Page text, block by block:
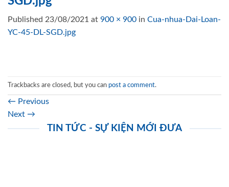
Published 23/08/2021 at 900 × 900 in Cua-nhua-Dai-Loan-
YC-45-DL-SGD.jpg
Trackbacks are closed, but you can post a comment.
← Previous
Next →
TIN TỨC - SỰ KIỆN MỚI ĐƯA